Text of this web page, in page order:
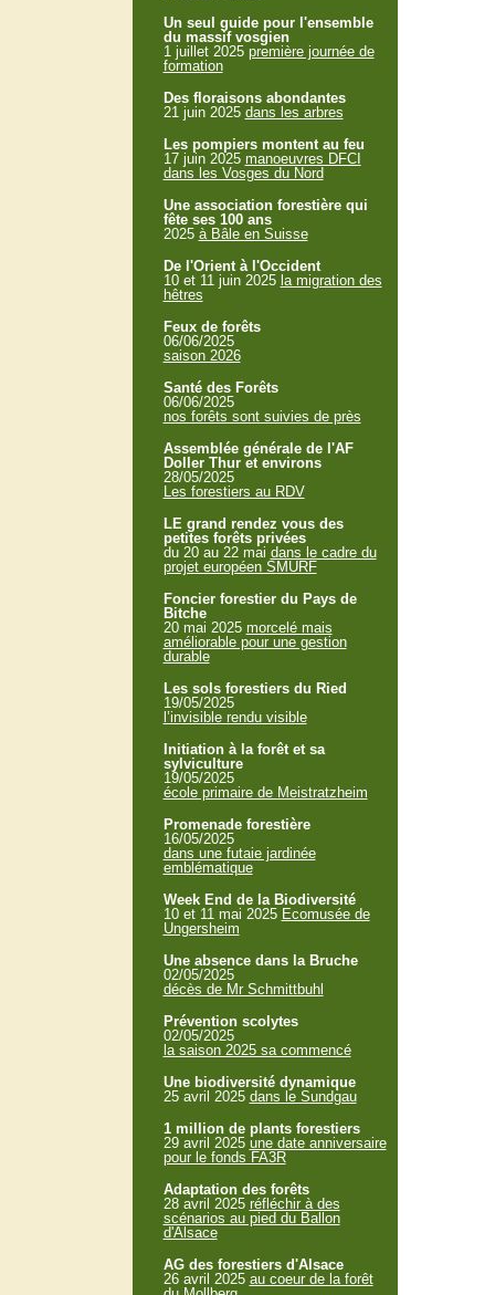
Un seul guide pour l'ensemble
du massif vosgien
1 juillet 2025 première journée de
formation
Des floraisons abondantes
21 juin 2025 dans les arbres
Les pompiers montent au feu
17 juin 2025 manoeuvres DFCI
dans les Vosges du Nord
Une association forestière qui
fête ses 100 ans
2025 à Bâle en Suisse
De l'Orient à l'Occident
10 et 11 juin 2025 la migration des
hêtres
Feux de forêts
06/06/2025
saison 2026
Santé des Forêts
06/06/2025
nos forêts sont suivies de près
Assemblée générale de l'AF
Doller Thur et environs
28/05/2025
Les forestiers au RDV
LE grand rendez vous des
petites forêts privées
du 20 au 22 mai dans le cadre du
projet européen SMURF
Foncier forestier du Pays de
Bitche
20 mai 2025 morcelé mais
améliorable pour une gestion
durable
Les sols forestiers du Ried
19/05/2025
l’invisible rendu visible
Initiation à la forêt et sa
sylviculture
19/05/2025
école primaire de Meistratzheim
Promenade forestière
16/05/2025
dans une futaie jardinée
emblématique
Week End de la Biodiversité
10 et 11 mai 2025 Ecomusée de
Ungersheim
Une absence dans la Bruche
02/05/2025
décès de Mr Schmittbuhl
Prévention scolytes
02/05/2025
la saison 2025 sa commencé
Une biodiversité dynamique
25 avril 2025 dans le Sundgau
1 million de plants forestiers
29 avril 2025 une date anniversaire
pour le fonds FA3R
Adaptation des forêts
28 avril 2025 réfléchir à des
scénarios au pied du Ballon
d'Alsace
AG des forestiers d'Alsace
26 avril 2025 au coeur de la forêt